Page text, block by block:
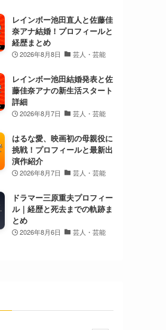
レインボー池田直人と佐藤佳
奈アナ結婚！プロフィールと
経歴まとめ
2026年8月8日 芸人・芸能
レインボー池田結婚発表と佐
藤佳奈アナの新生活スタート
詳細
2026年8月7日 芸人・芸能
はるな愛、映画初の母親役に
挑戦！プロフィールと最新出
演作紹介
2026年8月7日 芸人・芸能
ドラマー三原重夫プロフィー
ル｜経歴と死去までの軌跡ま
とめ
2026年8月6日 芸人・芸能